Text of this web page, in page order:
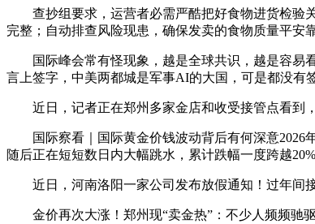
查抄组要求，运营者必需严酷把好食物进货检验关
完整；自动排查风险现患，确保发卖的食物质量平安
国际峰会常有怪现象，越是全球共识，越是容易看
言上签字，中美两都城是军事AI的大国，可是都没有
近日，记者正在郑州多家金店和收受接管点看到，
国际察看｜国际黄金价钱波动背后有何深意2026年
随后正在短短数日内大幅跳水，累计跌幅一度跨越
近日，河南洛阳一家公司发布放假通知！过年间接
金价再次大涨！郑州现“卖金热”：不少人频频驰驱